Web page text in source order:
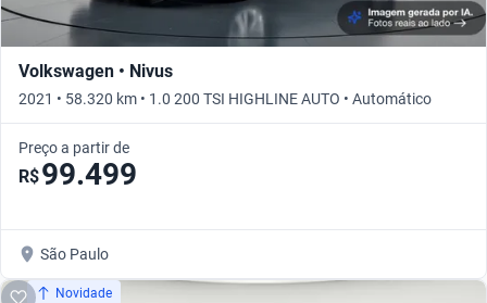
Volkswagen • Nivus
2021 • 58.320 km • 1.0 200 TSI HIGHLINE AUTO • Automático
Preço a partir de
R$99.499
São Paulo
Novidade